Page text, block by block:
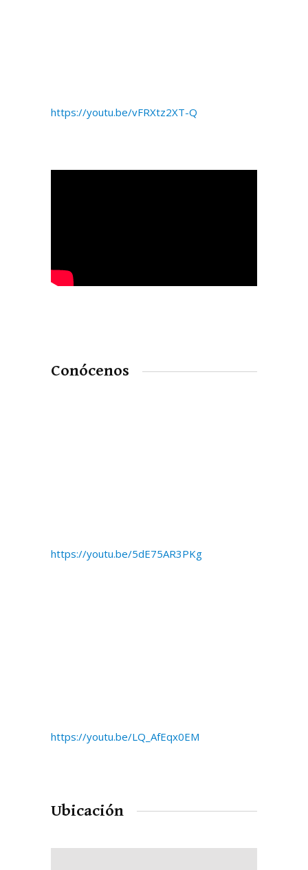
https://youtu.be/vFRXtz2XT-Q
Conócenos
https://youtu.be/5dE75AR3PKg
https://youtu.be/LQ_AfEqx0EM
Ubicación